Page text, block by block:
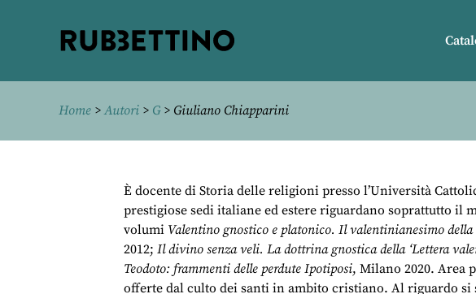
Home >Autori > G> Giuliano Chiapparini
È docente di Storia delle religioni presso l’Università
prestigiose sedi italiane ed estere riguardano soprattutto
volumi Valentino gnostico e platonico. Il valentinianesimo
2012; Il divino senza veli. La dottrina gnostica della ‘Lettera
Teodoto: frammenti delle perdute Ipotiposi, Milano 2020. Area
offerte dal culto dei santi in ambito cristiano. Al riguardo si